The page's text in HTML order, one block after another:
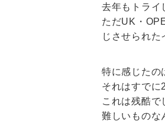
去年もトライ
ただUK・
じさせられた
特に感じたの
それはすでに
これは残酷で
難しいものな